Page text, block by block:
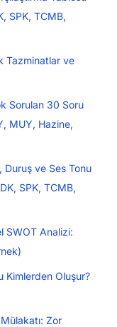
SPK, TCMB,
Tazminatlar ve
Sorulan 30 Soru
MUY, Hazine,
Duruş ve Ses Tonu
SPK, TCMB,
SWOT Analizi:
Kimlerden Oluşur?
Zor